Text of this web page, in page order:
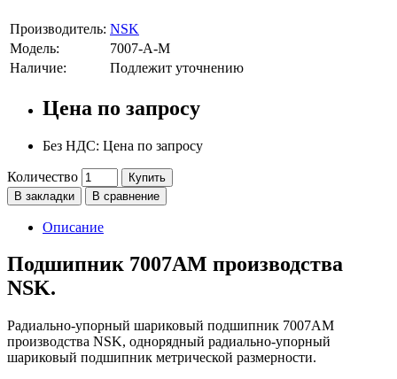
Производитель: NSK
Модель:
7007-A-M
Наличие:
Подлежит уточнению
Цена по запросу
Без НДС: Цена по запросу
Количество
Купить
В закладки
В сравнение
Описание
Подшипник 7007AM производства
NSK.
Радиально-упорный шариковый подшипник 7007AM
производства NSK, однорядный радиально-упорный
шариковый подшипник метрической размерности.